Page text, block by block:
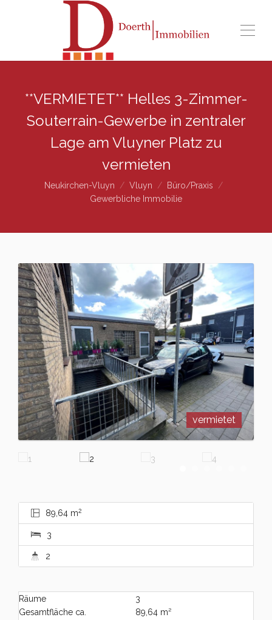
**VERMIETET** Helles 3-Zimmer-
Souterrain-Gewerbe in zentraler
Lage am Vluyner Platz zu
vermieten
Neukirchen-Vluyn Vluyn
Büro/Praxis
Gewerbliche Immobilie
vermietet
89,64 m2
3
2
Räume
3
Gesamtfläche ca.
89,64 m²